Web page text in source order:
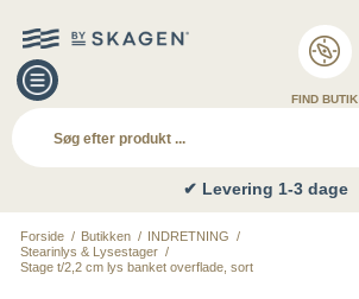
FIND BUTIK
✔ Levering 1-3 dage
Forside / Butikken / INDRETNING /
Stearinlys & Lysestager /
Stage t/2,2 cm lys banket overflade, sort